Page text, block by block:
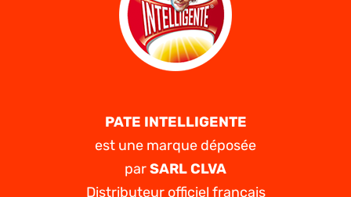
PATE INTELLIGENTE
est une marque déposée
parSARL CLVA
Distributeur officiel français